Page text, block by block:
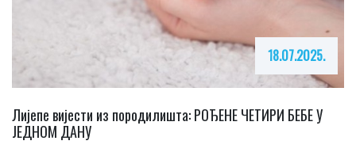
18.07.2025.
Лијепе вијести из породилишта: РОЂЕНЕ ЧЕТИРИ БЕБЕ У
ЈЕДНОМ ДАНУ